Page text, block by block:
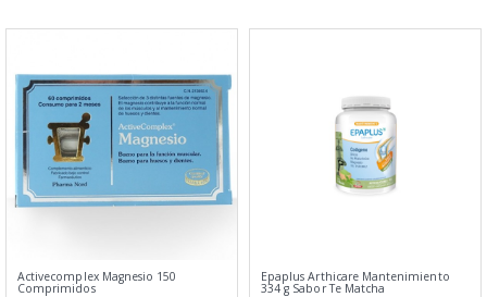
Activecomplex Magnesio 150
Comprimidos
Epaplus Arthicare Mantenimiento
334 g Sabor Te Matcha